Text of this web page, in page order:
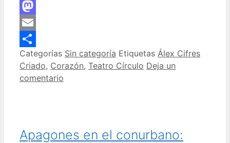
Facebook
Mastodon
Email
Compartir
Categorías Sin categoría Etiquetas Álex Cifres
Criado, Corazón, Teatro Círculo Deja un
comentario
Apagones en el conurbano: